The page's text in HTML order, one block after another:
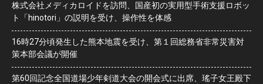
株式会社メディカロイドを訪問、国産初の実用型手術支援ロボッ
ト「hinotori」の説明を受け、操作性を体感
16時27分頃発生した熊本地震を受け、第１回総務省非常災害対
策本部会議が開催
第60回記念全国道場少年剣道大会の開会式に出席、瑤子女王殿下